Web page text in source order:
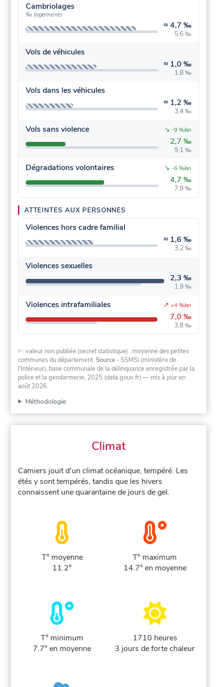
Cambriolages
‰ logements
≈4,7 ‰
5,6 ‰
Vols de véhicules
≈ 1,0 ‰
1,8 ‰
Vols dans les véhicules
≈ 1,2 ‰
3,4 ‰
Vols sans violence
2,7 ‰
9,1 ‰
↘ -9 %/an
Dégradations volontaires
4,7 ‰
7,9 ‰
↘ -6 %/an
ATTEINTES AUX PERSONNES
Violences hors cadre familial
≈ 1,6 ‰
3,2 ‰
Violences sexuelles
2,3 ‰
1,9 ‰
Violences intrafamiliales
7,0 ‰
3,8 ‰
↗ +4 %/an
≈ : valeur non publiée (secret statistique) : moyenne des petites
communes du département.Source - SSMSI (ministère de
l'Intérieur), base communale de la délinquance enregistrée par la
police et la gendarmerie, 2025 (data.gouv.fr) — mis à jour en
août 2026.
Méthodologie
Climat
Camiers jouit d'un climat océanique, tempéré. Les
étés y sont tempérés, tandis que les hivers
connaissent une quarantaine de jours de gel.
T° moyenne
11.2°
T° maximum
14.7° en moyenne
T° minimum
7.7° en moyenne
1710 heures
3 jours de forte chaleur